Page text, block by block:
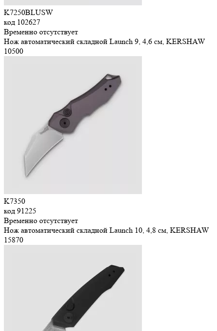
K7250BLUSW
код 102627
Временно отсутствует
Нож автоматический складной Launch 9, 4,6 см, KERSHAW
10500
K7350
код 91225
Временно отсутствует
Нож автоматический складной Launch 10, 4,8 см, KERSHAW
15870